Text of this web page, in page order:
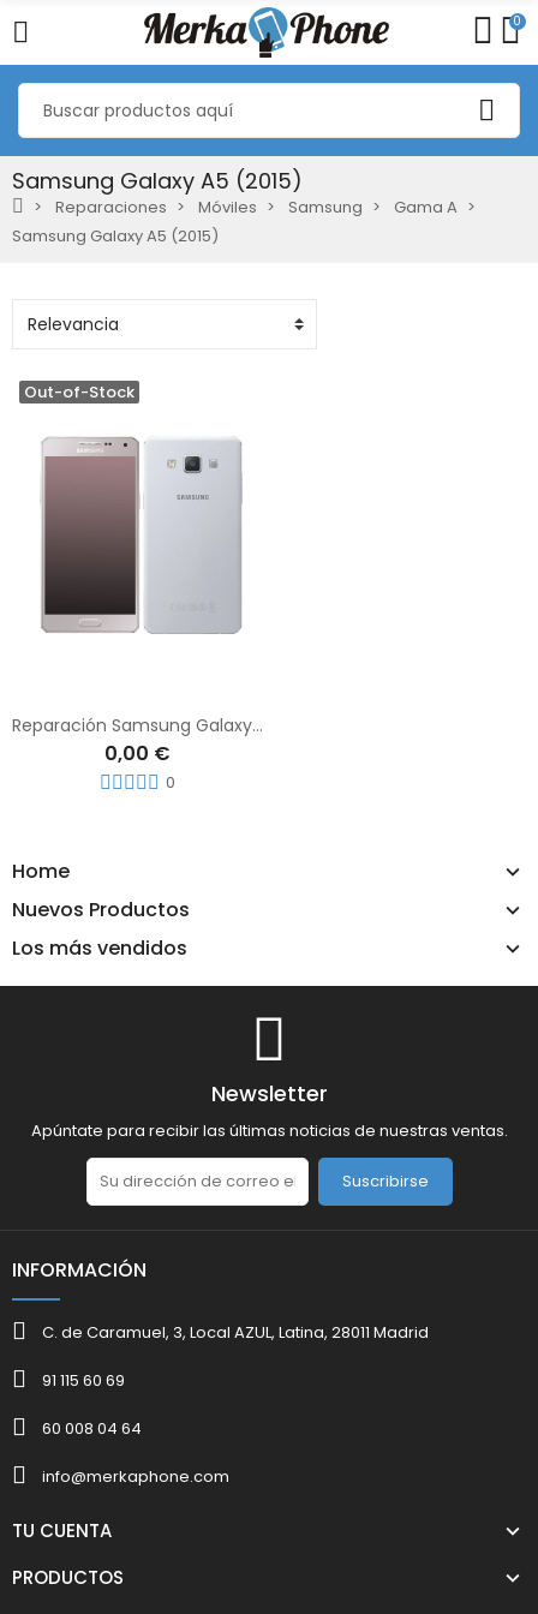
0
Samsung Galaxy A5 (2015)
Reparaciones Móviles Samsung
Gama A
Samsung Galaxy A5 (2015)
Home
Nuevos Productos
Los más vendidos
Out-of-Stock
Reparación Samsung Galaxy A5 (2015)
0,00 €
0
Newsletter
Apúntate para recibir las últimas noticias de nuestras ventas.
Suscribirse
INFORMACIÓN
C. de Caramuel, 3, Local AZUL, Latina, 28011 Madrid
91 115 60 69
60 008 04 64
info@merkaphone.com
TU CUENTA
PRODUCTOS